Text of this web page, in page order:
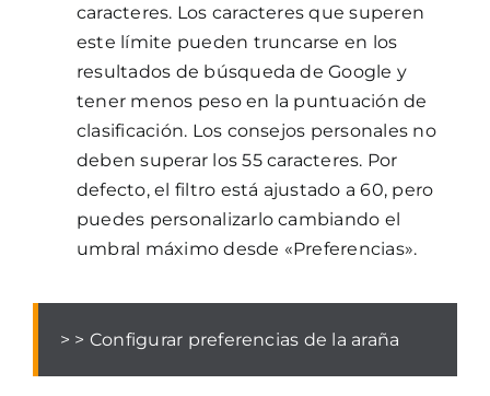
caracteres. Los caracteres que superen
este límite pueden truncarse en los
resultados de búsqueda de Google y
tener menos peso en la puntuación de
clasificación. Los consejos personales no
deben superar los 55 caracteres. Por
defecto, el filtro está ajustado a 60, pero
puedes personalizarlo cambiando el
umbral máximo desde «Preferencias».
> > Configurar preferencias de la araña